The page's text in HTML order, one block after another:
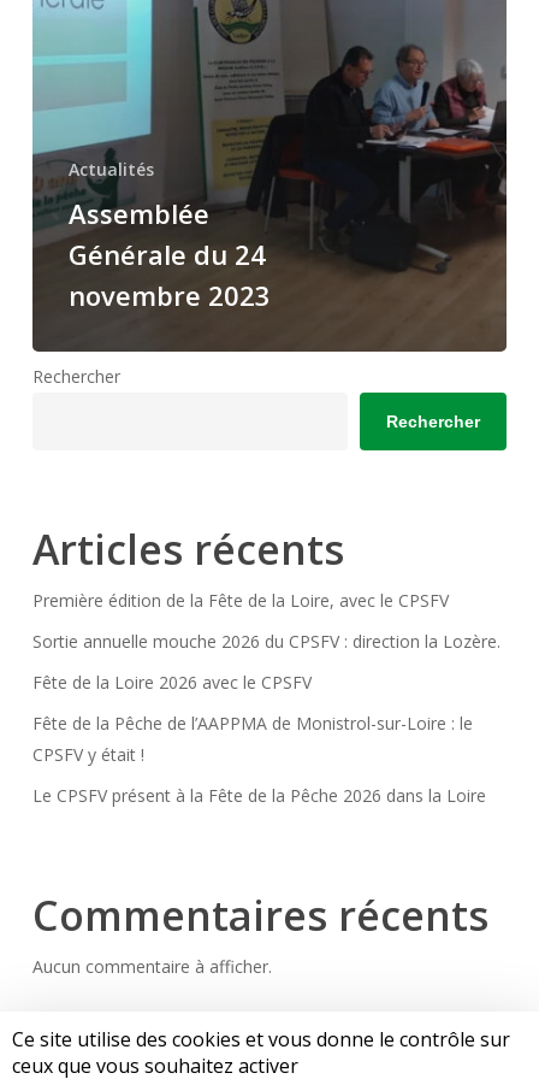
Ce site utilise des cookies et vous donne le contrôle sur
ceux que vous souhaitez activer
Actualités
Assemblée
Générale du 24
novembre 2023
Rechercher
Rechercher
Articles récents
Première édition de la Fête de la Loire, avec le CPSFV
Sortie annuelle mouche 2026 du CPSFV : direction la Lozère.
Fête de la Loire 2026 avec le CPSFV
Fête de la Pêche de l’AAPPMA de Monistrol-sur-Loire : le
CPSFV y était !
Le CPSFV présent à la Fête de la Pêche 2026 dans la Loire
Commentaires récents
Aucun commentaire à afficher.